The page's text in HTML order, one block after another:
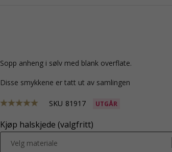
sopp anheng i sølv med blank overflate.
Disse smykkene er tatt ut av samlingen
SKU 81917 UTGÅR
Kjøp halskjede (valgfritt)
Velg materiale